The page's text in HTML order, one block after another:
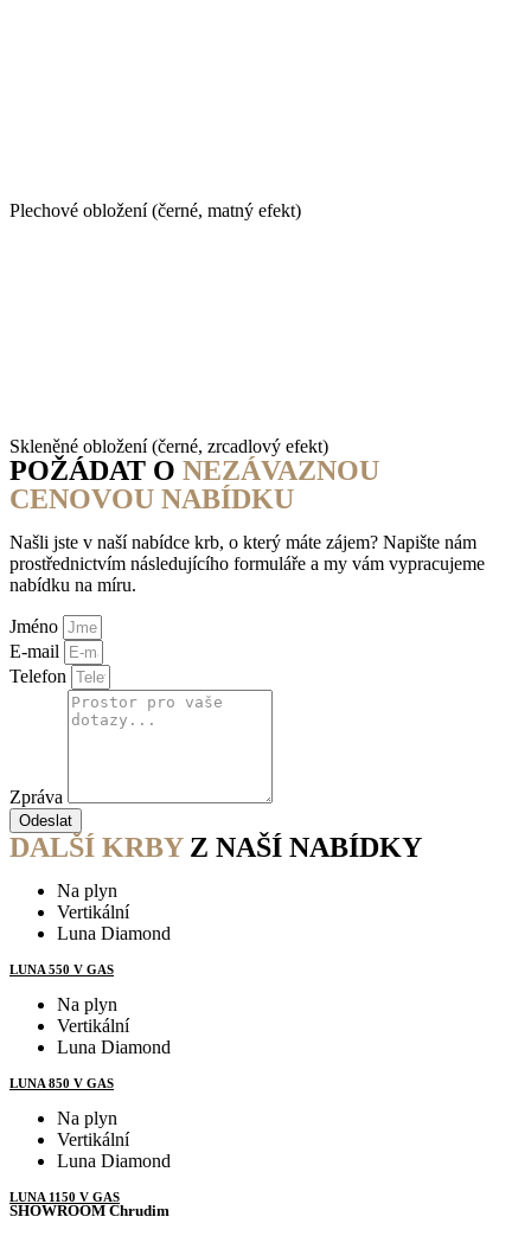
Plechové obložení (černé, matný efekt)
Skleněné obložení (černé, zrcadlový efekt)
POŽÁDAT O NEZÁVAZNOU
CENOVOU NABÍDKU
Našli jste v naší nabídce krb, o který máte zájem? Napište nám
prostřednictvím následujícího formuláře a my vám vypracujeme
nabídku na míru.
Jméno
E-mail
Telefon
Zpráva
Odeslat
DALŠÍ KRBYZ NAŠÍ NABÍDKY
Na plyn
Vertikální
Luna Diamond
LUNA 550 V GAS
Na plyn
Vertikální
Luna Diamond
LUNA 850 V GAS
Na plyn
Vertikální
Luna Diamond
LUNA 1150 V GAS
SHOWROOM Chrudim